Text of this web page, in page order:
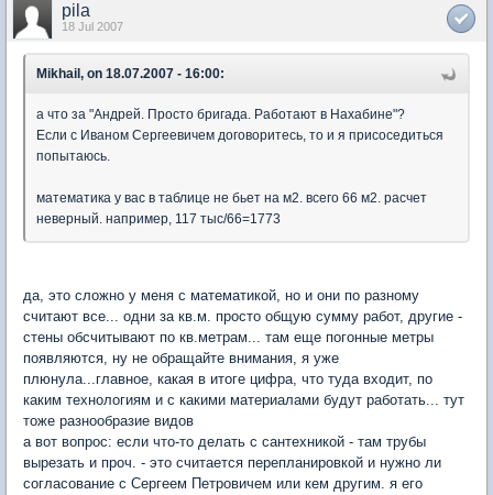
pila
18 Jul 2007
Mikhail, on 18.07.2007 - 16:00:
а что за "Андрей. Просто бригада. Работают в Нахабине"?
Если с Иваном Сергеевичем договоритесь, то и я присоседиться
попытаюсь.
математика у вас в таблице не бьет на м2. всего 66 м2. расчет
неверный. например, 117 тыс/66=1773
да, это сложно у меня с математикой, но и они по разному
считают все... одни за кв.м. просто общую сумму работ, другие -
стены обсчитывают по кв.метрам... там еще погонные метры
появляются, ну не обращайте внимания, я уже
плюнула...главное, какая в итоге цифра, что туда входит, по
каким технологиям и с какими материалами будут работать... тут
тоже разнообразие видов
а вот вопрос: если что-то делать с сантехникой - там трубы
вырезать и проч. - это считается перепланировкой и нужно ли
согласование с Сергеем Петровичем или кем другим. я его